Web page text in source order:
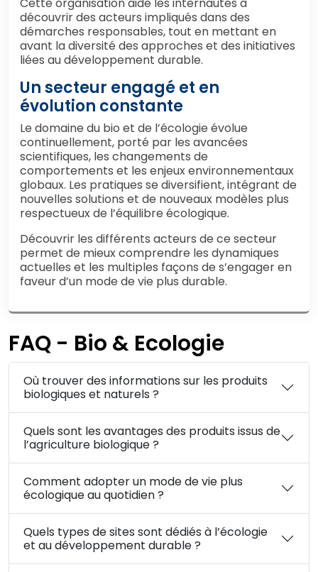
Cette organisation aide les internautes à
découvrir des acteurs impliqués dans des
démarches responsables, tout en mettant en
avant la diversité des approches et des initiatives
liées au développement durable.
Un secteur engagé et en
évolution constante
Le domaine du bio et de l’écologie évolue
continuellement, porté par les avancées
scientifiques, les changements de
comportements et les enjeux environnementaux
globaux. Les pratiques se diversifient, intégrant de
nouvelles solutions et de nouveaux modèles plus
respectueux de l’équilibre écologique.
Découvrir les différents acteurs de ce secteur
permet de mieux comprendre les dynamiques
actuelles et les multiples façons de s’engager en
faveur d’un mode de vie plus durable.
FAQ - Bio & Ecologie
Où trouver des informations sur les produits
biologiques et naturels ?
Quels sont les avantages des produits issus de
l’agriculture biologique ?
Comment adopter un mode de vie plus
écologique au quotidien ?
Quels types de sites sont dédiés à l’écologie
et au développement durable ?